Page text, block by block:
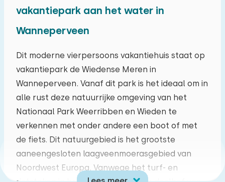
vakantiepark aan het water in
Wanneperveen
Dit moderne vierpersoons vakantiehuis staat op
vakantiepark de Wiedense Meren in
Wanneperveen. Vanaf dit park is het ideaal om in
alle rust deze natuurrijke omgeving van het
Nationaal Park Weerribben en Wieden te
verkennen met onder andere een boot of met
de fiets. Dit natuurgebied is het grootste
aaneengesloten laagveenmoerasgebied van
Noordwest Europa. Vanwege het turf- en
augustus 2026
ma di wo do vr za zo
27 28 29 30 31
03 04 05 06 07 08
10 11 12 13 14 15 16
17 18 19 20 21 22 23